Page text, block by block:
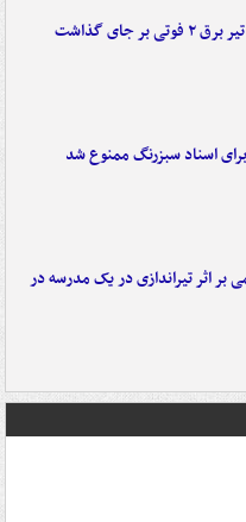
بر جای گذاشت
اسناد سبزرنگ ممنوع شد
بر اثر تیراندازی در یک مدرسه در